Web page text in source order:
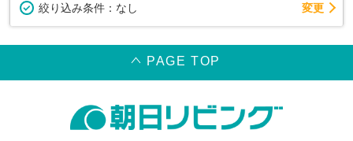
絞り込み条件： なし 変更
PAGE TOP